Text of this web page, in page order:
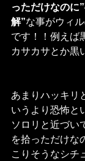
っただけなのに”
解”な事がウィ
です！！例えば
カサカサとか
あまりハッキ
いうより恐怖と
ソロリと近づい
を拾っただけな
こりそうなシチ